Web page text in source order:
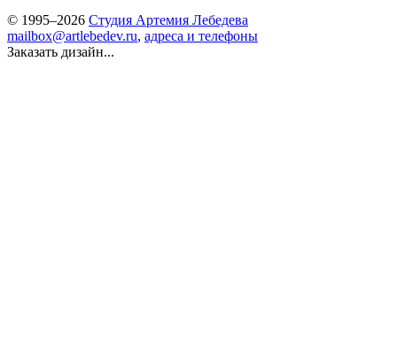
© 1995–2026 Студия Артемия Лебедева
mailbox@artlebedev.ru, адреса и телефоны
Заказать дизайн...